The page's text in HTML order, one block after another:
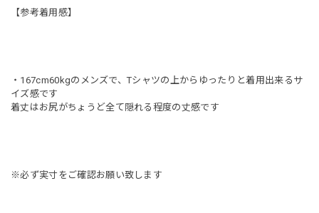
【参考着用感】
・167cm60kgのメンズで、Tシャツの上からゆったりと着用出来るサ
イズ感です
着丈はお尻がちょうど全て隠れる程度の丈感です
※必ず実寸をご確認お願い致します